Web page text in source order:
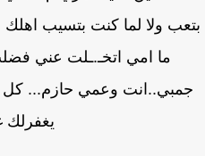
ولا لما كنت بتسيب اهلك
ما امي اتخـ.ـلت عني
وعمي حازم... كل
يغفرلك